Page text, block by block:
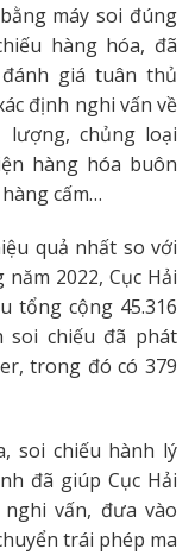
máy soi đúng
hàng hóa, đã
giá tuân thủ
định nghi vấn về
chủng loại
hàng hóa buôn
cấm…
quả nhất so với
2022, Cục Hải
tổng cộng 45.316
soi chiếu đã phát
trong đó có 379
soi chiếu hành lý
đã giúp Cục Hải
vấn, đưa vào
trái phép ma